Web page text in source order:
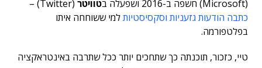
(Microsoft) חשפה ב-2016 ושפעלה ב
טוויטר (Twitter) –
כתבה הודעות גזעניות וסקסיסטיותלמי ששוחחה איתו
בפלטפורמה.
טיי, כזכור, תוכנתה כך שתחכים יותר ככל שתרבה באינטראקציה